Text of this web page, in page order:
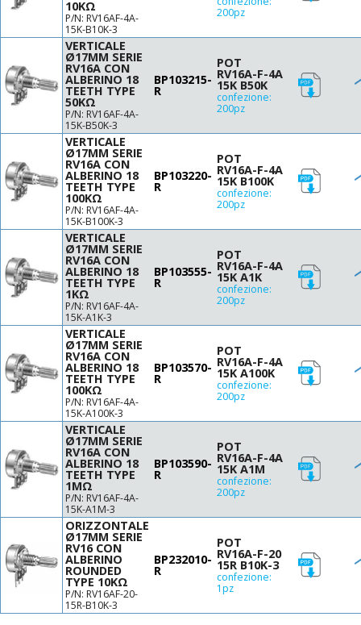
10KΩ
P/N: RV16AF-4A-
15K-B10K-3
200pz
VERTICALE
Ø17MM SERIE
RV16A CON
ALBERINO 18
TEETH TYPE
50KΩ
P/N: RV16AF-4A-
15K-B50K-3
BP103215-
R
POT
RV16A-F-4A
15K B50K
confezione:
200pz
VERTICALE
Ø17MM SERIE
RV16A CON
ALBERINO 18
TEETH TYPE
100KΩ
P/N: RV16AF-4A-
15K-B100K-3
BP103220-
R
POT
RV16A-F-4A
15K B100K
confezione:
200pz
VERTICALE
Ø17MM SERIE
RV16A CON
ALBERINO 18
TEETH TYPE
1KΩ
P/N: RV16AF-4A-
15K-A1K-3
BP103555-
R
POT
RV16A-F-4A
15K A1K
confezione:
200pz
VERTICALE
Ø17MM SERIE
RV16A CON
ALBERINO 18
TEETH TYPE
100KΩ
P/N: RV16AF-4A-
15K-A100K-3
BP103570-
R
POT
RV16A-F-4A
15K A100K
confezione:
200pz
VERTICALE
Ø17MM SERIE
RV16A CON
ALBERINO 18
TEETH TYPE
1MΩ
P/N: RV16AF-4A-
15K-A1M-3
BP103590-
R
POT
RV16A-F-4A
15K A1M
confezione:
200pz
ORIZZONTALE
Ø17MM SERIE
RV16 CON
ALBERINO
ROUNDED
TYPE 10KΩ
P/N: RV16AF-20-
15R-B10K-3
BP232010-
R
POT
RV16A-F-20
15R B10K-3
confezione:
1pz